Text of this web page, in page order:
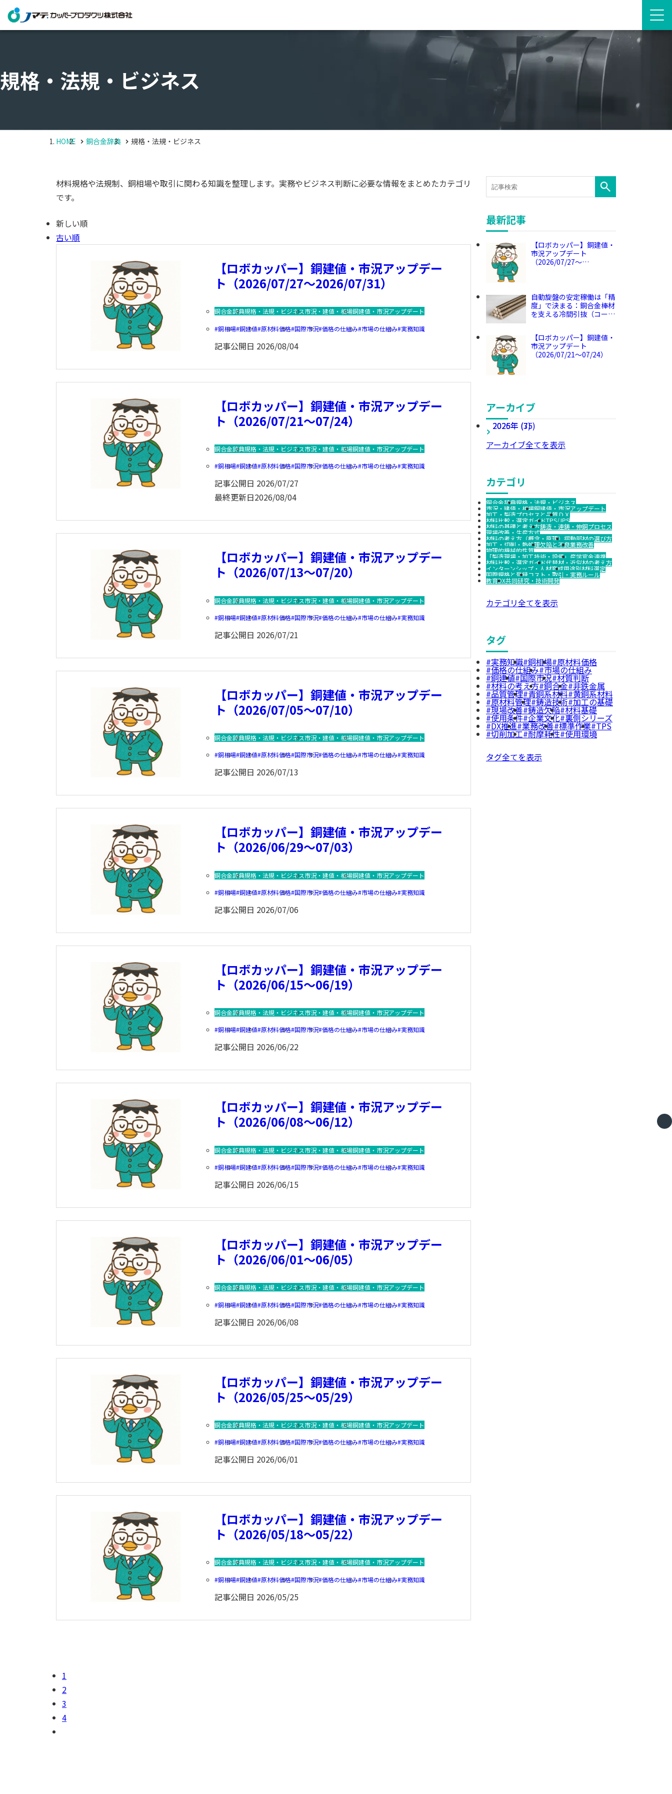
規格・法規・ビジネス
HOME 銅合金辞典 規格・法規・ビジネス
材料規格や法規制、銅相場や取引に関わる知識を整理します。実務やビジネス判断に必要な情報をまとめたカテゴリ
です。
新しい順
古い順
【ロボカッパー】銅建値・市況アップデー
ト（2026/07/27～2026/07/31）
銅合金辞典規格・法規・ビジネス市況・建値・相場銅建値・市況アップデート
銅相場 銅建値 原材料価格 国際市況 価格の仕組み 市場の仕組み 実務知識
記事公開日 2026/08/04
【ロボカッパー】銅建値・市況アップデー
ト（2026/07/21～07/24）
銅合金辞典規格・法規・ビジネス市況・建値・相場銅建値・市況アップデート
銅相場 銅建値 原材料価格 国際市況 価格の仕組み 市場の仕組み 実務知識
記事公開日 2026/07/27
最終更新日2026/08/04
【ロボカッパー】銅建値・市況アップデー
ト（2026/07/13～07/20）
銅合金辞典規格・法規・ビジネス市況・建値・相場銅建値・市況アップデート
銅相場 銅建値 原材料価格 国際市況 価格の仕組み 市場の仕組み 実務知識
記事公開日 2026/07/21
【ロボカッパー】銅建値・市況アップデー
ト（2026/07/05～07/10）
銅合金辞典規格・法規・ビジネス市況・建値・相場銅建値・市況アップデート
銅相場 銅建値 原材料価格 国際市況 価格の仕組み 市場の仕組み 実務知識
記事公開日 2026/07/13
【ロボカッパー】銅建値・市況アップデー
ト（2026/06/29～07/03）
銅合金辞典規格・法規・ビジネス市況・建値・相場銅建値・市況アップデート
銅相場 銅建値 原材料価格 国際市況 価格の仕組み 市場の仕組み 実務知識
記事公開日 2026/07/06
【ロボカッパー】銅建値・市況アップデー
ト（2026/06/15～06/19）
銅合金辞典規格・法規・ビジネス市況・建値・相場銅建値・市況アップデート
銅相場 銅建値 原材料価格 国際市況 価格の仕組み 市場の仕組み 実務知識
記事公開日 2026/06/22
【ロボカッパー】銅建値・市況アップデー
ト（2026/06/08～06/12）
銅合金辞典規格・法規・ビジネス市況・建値・相場銅建値・市況アップデート
銅相場 銅建値 原材料価格 国際市況 価格の仕組み 市場の仕組み 実務知識
記事公開日 2026/06/15
【ロボカッパー】銅建値・市況アップデー
ト（2026/06/01～06/05）
銅合金辞典規格・法規・ビジネス市況・建値・相場銅建値・市況アップデート
銅相場 銅建値 原材料価格 国際市況 価格の仕組み 市場の仕組み 実務知識
記事公開日 2026/06/08
【ロボカッパー】銅建値・市況アップデー
ト（2026/05/25～05/29）
銅合金辞典規格・法規・ビジネス市況・建値・相場銅建値・市況アップデート
銅相場 銅建値 原材料価格 国際市況 価格の仕組み 市場の仕組み 実務知識
記事公開日 2026/06/01
【ロボカッパー】銅建値・市況アップデー
ト（2026/05/18～05/22）
銅合金辞典規格・法規・ビジネス市況・建値・相場銅建値・市況アップデート
銅相場 銅建値 原材料価格 国際市況 価格の仕組み 市場の仕組み 実務知識
記事公開日 2026/05/25
1
2
3
4
最新記事
【ロボカッパー】銅建値・
市況アップデート
（2026/07/27～
自動旋盤の安定稼働は「精
度」で決まる：銅合金棒材
を支える冷間引抜（コール
【ロボカッパー】銅建値・
市況アップデート
（2026/07/21～07/24）
アーカイブ
2026年 (75)
2025年 (3)
アーカイブ全てを表示
カテゴリ
銅合金辞典規格・法規・ビジネス
市況・建値・相場銅建値・市況アップデート
加工・製造プロセスと品質ＤＸ
材料比較・選定ガイドTPS/JPS
材料の基礎と考え方鋳造・連鋳・伸銅プロセス
現場改善・生産方式
材料の考え方（概念・原理） 摺動部材の選び方
加工・切削・熱処理欠陥と不良業務改善
物理的機械的性質
「製造現場・加工技術・設備」 産学官金連携
材料比較・選定ガイド代替材・近似材の考え方
インターンシップ・人材育成用途別材料選定
国際規格と登録コスト・取引・実務ルール
教育DX共同研究・技術開発
カテゴリ全てを表示
タグ
実務知識 銅相場 原材料価格
価格の仕組み 市場の仕組み
銅建値 国際市況 材質判断
材料の考え方 銅合金 非鉄金属
品質管理 青銅系材料 黄銅系材料
原材料管理 鋳造技術 加工の基礎
現場改善 鋳造欠陥 材料基礎
使用条件 企業文化 裏側シリーズ
DX推進 業務改善 標準作業 TPS
切削加工 耐摩耗性 使用環境
タグ全てを表示